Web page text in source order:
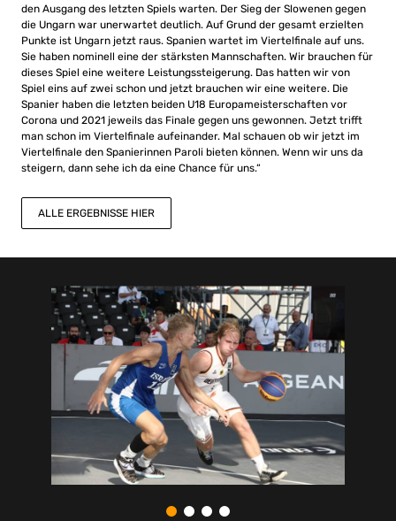
den Ausgang des letzten Spiels warten. Der Sieg der Slowenen gegen
die Ungarn war unerwartet deutlich. Auf Grund der gesamt erzielten
Punkte ist Ungarn jetzt raus. Spanien wartet im Viertelfinale auf uns.
Sie haben nominell eine der stärksten Mannschaften. Wir brauchen für
dieses Spiel eine weitere Leistungssteigerung. Das hatten wir von
Spiel eins auf zwei schon und jetzt brauchen wir eine weitere. Die
Spanier haben die letzten beiden U18 Europameisterschaften vor
Corona und 2021 jeweils das Finale gegen uns gewonnen. Jetzt trifft
man schon im Viertelfinale aufeinander. Mal schauen ob wir jetzt im
Viertelfinale den Spanierinnen Paroli bieten können. Wenn wir uns da
steigern, dann sehe ich da eine Chance für uns.“
ALLE ERGEBNISSE HIER